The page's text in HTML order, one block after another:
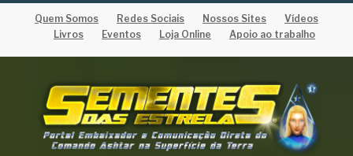
Quem Somos Redes Sociais Nossos Sites
Vídeos
Livros
Eventos Loja Online Apoio ao trabalho